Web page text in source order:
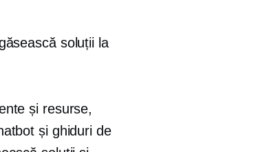
soluții la
și resurse,
și ghiduri de